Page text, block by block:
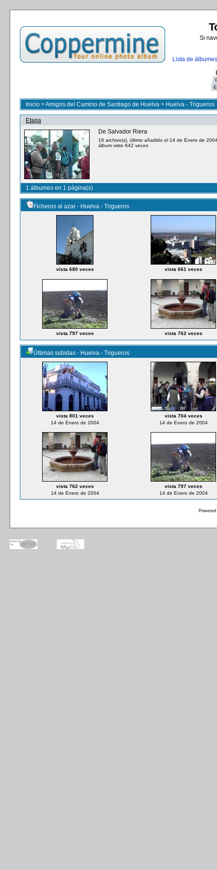
Si
Lista de álbumes
Inicio >Amigos del Camino de Santiago de Huelva > Huelva - Trigueros
Etapa
De Salvador Riera
16 archivo(s), último añadido el 14 de Enero de
álbum visto 642 veces
1 álbumes en 1 página(s)
Ficheros al azar - Huelva - Trigueros
vista 680 veces vista 661 veces
vista 797 veces vista 762 veces
Últimas subidas - Huelva - Trigueros
vista 801 veces
14 de Enero de 2004
vista 704 veces
14 de Enero de 2004
vista 762 veces
14 de Enero de 2004
vista 797 veces
14 de Enero de 2004